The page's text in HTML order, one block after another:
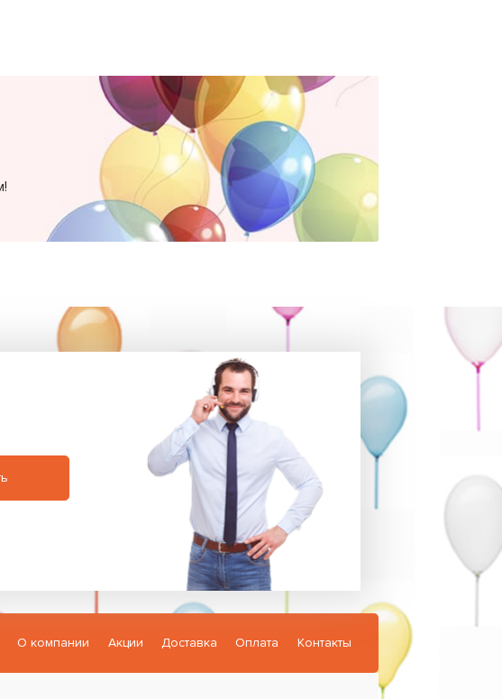
О компании Акции Доставка Оплата Контакты